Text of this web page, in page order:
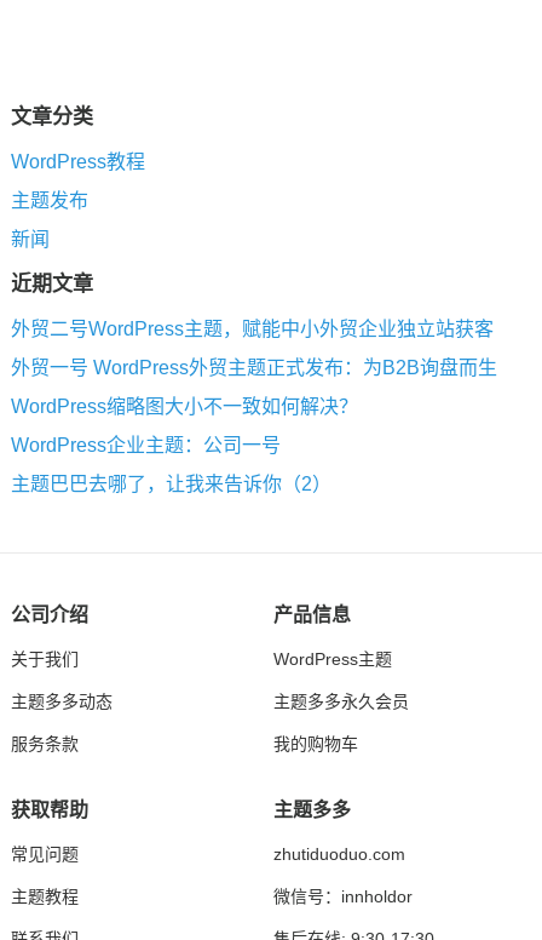
文章分类
WordPress教程
主题发布
新闻
近期文章
外贸二号WordPress主题，赋能中小外贸企业独立站获客
外贸一号 WordPress外贸主题正式发布：为B2B询盘而生
WordPress缩略图大小不一致如何解决？
WordPress企业主题：公司一号
主题巴巴去哪了，让我来告诉你（2）
公司介绍
关于我们
主题多多动态
服务条款
产品信息
WordPress主题
主题多多永久会员
我的购物车
获取帮助
常见问题
主题教程
主题多多
zhutiduoduo.com
微信号：innholdor